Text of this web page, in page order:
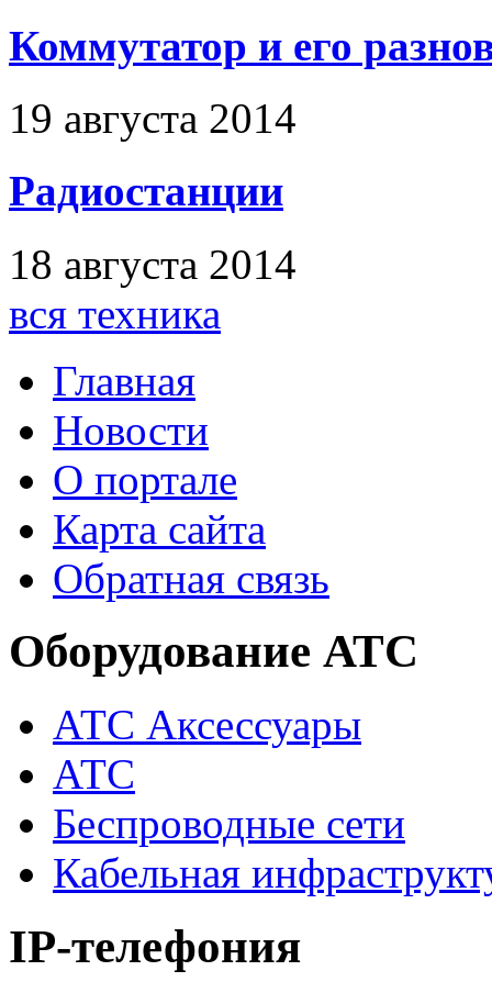
Коммутатор и его
19 августа 2014
Радиостанции
18 августа 2014
вся техника
Главная
Новости
О портале
Карта сайта
Обратная связь
Оборудование АТС
АТС Аксессуары
АТС
Беспроводные сети
Кабельная
IP-телефония